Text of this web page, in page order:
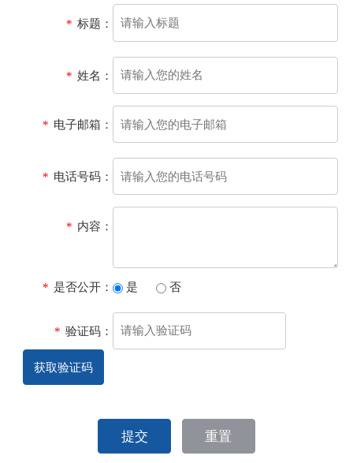
* 标题：
* 姓名：
* 电子邮箱：
* 电话号码：
* 内容：
* 是否公开： 是 否
* 验证码：
获取验证码
提交 重置